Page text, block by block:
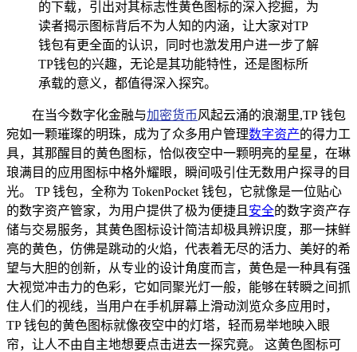
的下载，引出对其标志性黄色图标的深入挖掘，为
读者揭示图标背后不为人知的内涵，让大家对TP
钱包有更全面的认识，同时也激发用户进一步了解
TP钱包的兴趣，无论是其功能特性，还是图标所
承载的意义，都值得深入探究。
在当今数字化金融与加密货币风起云涌的浪潮里,TP 钱包
宛如一颗璀璨的明珠，成为了众多用户管理数字资产的得力工
具，其那醒目的黄色图标，恰似夜空中一颗明亮的星星，在琳
琅满目的应用图标中格外耀眼，瞬间吸引住无数用户探寻的目
光。 TP 钱包，全称为 TokenPocket 钱包，它就像是一位贴心
的数字资产管家，为用户提供了极为便捷且 安全的数字资产存
储与交易服务，其黄色图标设计简洁却极具辨识度，那一抹鲜
亮的黄色，仿佛是跳动的火焰，代表着无尽的活力、美好的希
望与大胆的创新，从专业的设计角度而言，黄色是一种具有强
大视觉冲击力的色彩，它如同聚光灯一般，能够在转瞬之间抓
住人们的视线，当用户在手机屏幕上滑动浏览众多应用时，
TP 钱包的黄色图标就像夜空中的灯塔，轻而易举地映入眼
帘，让人不由自主地想要点击进去一探究竟。 这黄色图标可